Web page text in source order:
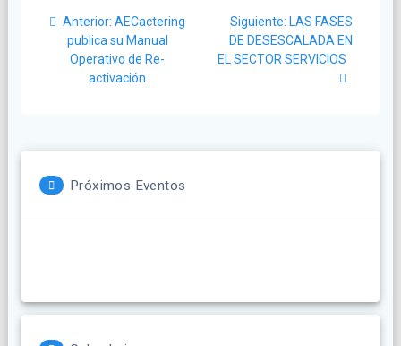
entradas
Anterior: Post
anterior:
AECactering
publica su Manual
Operativo de Re-
activación
Siguiente: Siguiente
post:
LAS FASES
DE DESESCALADA EN
EL SECTOR SERVICIOS
Próximos Eventos